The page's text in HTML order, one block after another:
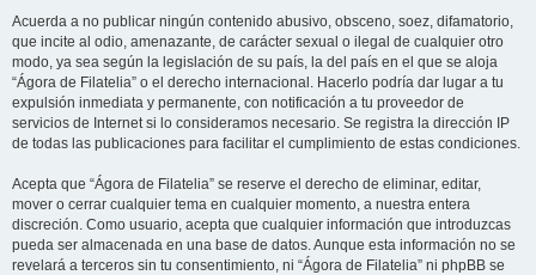
Acuerda a no publicar ningún contenido abusivo, obsceno, soez, difamatorio,
que incite al odio, amenazante, de carácter sexual o ilegal de cualquier otro
modo, ya sea según la legislación de su país, la del país en el que se aloja
“Ágora de Filatelia” o el derecho internacional. Hacerlo podría dar lugar a tu
expulsión inmediata y permanente, con notificación a tu proveedor de
servicios de Internet si lo consideramos necesario. Se registra la dirección IP
de todas las publicaciones para facilitar el cumplimiento de estas condiciones.
Acepta que “Ágora de Filatelia” se reserve el derecho de eliminar, editar,
mover o cerrar cualquier tema en cualquier momento, a nuestra entera
discreción. Como usuario, acepta que cualquier información que introduzcas
pueda ser almacenada en una base de datos. Aunque esta información no se
revelará a terceros sin tu consentimiento, ni “Ágora de Filatelia” ni phpBB se